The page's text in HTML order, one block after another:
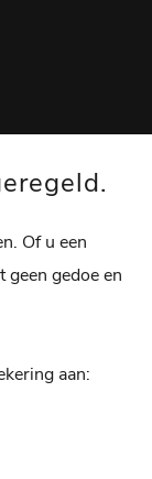
Of u een
gedoe en
aan: